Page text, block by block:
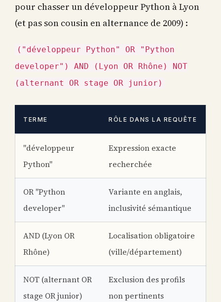
pour chasser un développeur Python à Lyon
(et pas son cousin en alternance de 2009) :
("développeur Python" OR "Python
developer") AND (Lyon OR Rhône) NOT
(alternant OR stage OR junior)
TERME RÔLE DANS LA REQUÊTE
"développeur
Python"
Expression exacte
recherchée
OR "Python
developer"
Variante en anglais,
inclusivité sémantique
AND (Lyon OR
Rhône)
Localisation obligatoire
(ville/département)
NOT (alternant OR
stage OR junior)
Exclusion des profils
non pertinents